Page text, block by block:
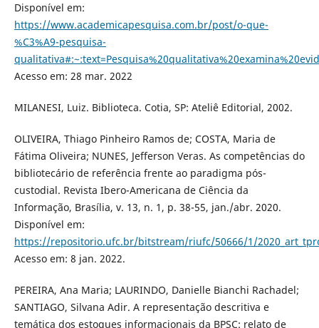
Disponível em:
https://www.academicapesquisa.com.br/post/o-que-
%C3%A9-pesquisa-
Acesso em: 28 mar. 2022
MILANESI, Luiz. Biblioteca. Cotia, SP: Ateliê Editorial, 2002.
OLIVEIRA, Thiago Pinheiro Ramos de; COSTA, Maria de
Fátima Oliveira; NUNES, Jefferson Veras. As competências do
bibliotecário de referência frente ao paradigma pós-
custodial. Revista Ibero-Americana de Ciência da
Informação, Brasília, v. 13, n. 1, p. 38-55, jan./abr. 2020.
Disponível em:
https://repositorio.ufc.br/bitstream/riufc/50666/1/
Acesso em: 8 jan. 2022.
PEREIRA, Ana Maria; LAURINDO, Danielle Bianchi Rachadel;
SANTIAGO, Silvana Adir. A representação descritiva e
temática dos estoques informacionais da BPSC: relato de